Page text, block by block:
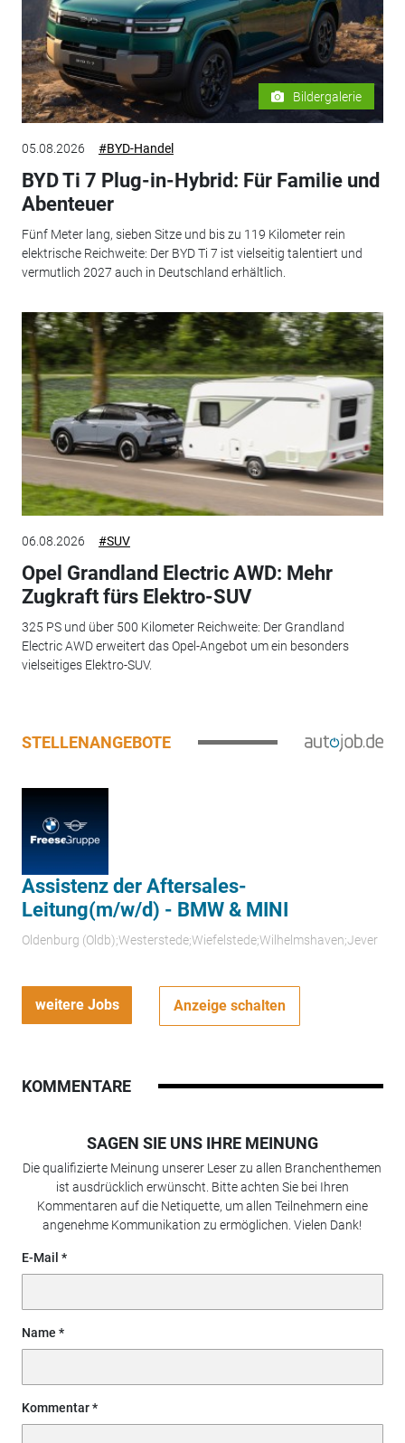
Bildergalerie
05.08.2026 #BYD-Handel
BYD Ti 7 Plug-in-Hybrid: Für Familie und
Abenteuer
Fünf Meter lang, sieben Sitze und bis zu 119 Kilometer rein
elektrische Reichweite: Der BYD Ti 7 ist vielseitig talentiert und
vermutlich 2027 auch in Deutschland erhältlich.
06.08.2026 #SUV
Opel Grandland Electric AWD: Mehr
Zugkraft fürs Elektro-SUV
325 PS und über 500 Kilometer Reichweite: Der Grandland
Electric AWD erweitert das Opel-Angebot um ein besonders
vielseitiges Elektro-SUV.
STELLENANGEBOTE
Assistenz der Aftersales-
Leitung(m/w/d) - BMW & MINI
Oldenburg (Oldb);Westerstede;Wiefelstede;Wilhelmshaven;Jever
weitere Jobs Anzeige schalten
KOMMENTARE
SAGEN SIE UNS IHRE MEINUNG
Die qualifizierte Meinung unserer Leser zu allen Branchenthemen
ist ausdrücklich erwünscht. Bitte achten Sie bei Ihren
Kommentaren auf die Netiquette, um allen Teilnehmern eine
angenehme Kommunikation zu ermöglichen. Vielen Dank!
E-Mail
Name
Kommentar